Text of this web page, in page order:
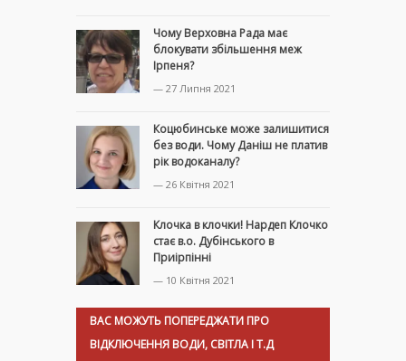
Чому Верховна Рада має
блокувати збільшення меж
Ірпеня?
— 27 Липня 2021
Коцюбинське може залишитися
без води. Чому Даніш не платив
рік водоканалу?
— 26 Квітня 2021
Клочка в клочки! Нардеп Клочко
стає в.о. Дубінського в
Приірпінні
— 10 Квітня 2021
ВАС МОЖУТЬ ПОПЕРЕДЖАТИ ПРО
ВІДКЛЮЧЕННЯ ВОДИ, СВІТЛА І Т.Д